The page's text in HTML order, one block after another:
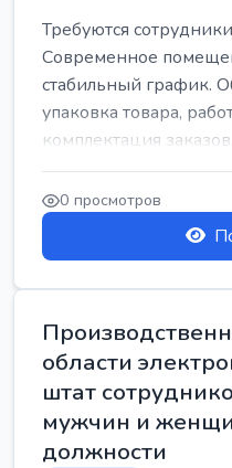
Требуются
Современное
стабильный график.
упаковка товара,
комплектация
0 просмотров
области
штат
мужчин и
должности